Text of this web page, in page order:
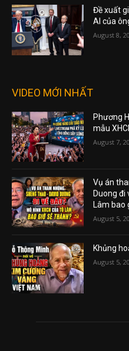
Đề xuất
AI của
August 8,
VIDEO MỚI NHẤT
Phương
mẫu
August 7,
Vụ án
Duong đi
Lâm bao
August 5,
Khủng
August 5,